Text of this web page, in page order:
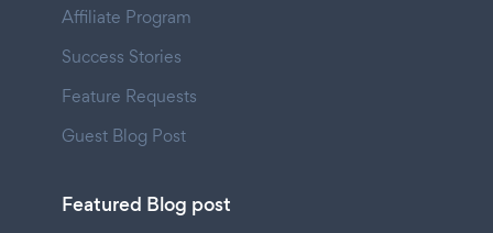
Affiliate Program
Success Stories
Feature Requests
Guest Blog Post
Featured Blog post